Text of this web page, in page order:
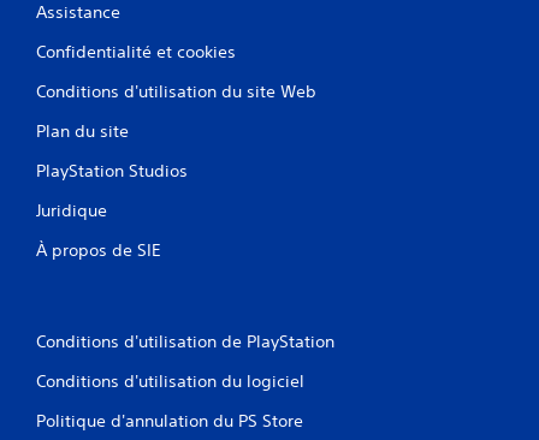
Assistance
Confidentialité et cookies
Conditions d'utilisation du site Web
Plan du site
PlayStation Studios
Juridique
À propos de SIE
Conditions d'utilisation de PlayStation
Conditions d'utilisation du logiciel
Politique d'annulation du PS Store